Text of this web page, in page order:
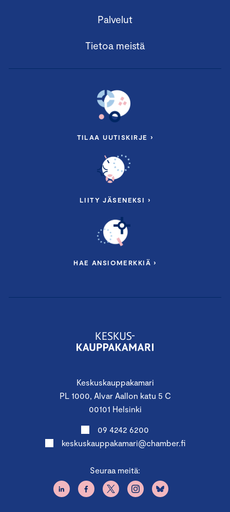
Keskuskauppakamari
PL 1000, Alvar Aallon katu 5 C
00101 Helsinki
09 4242 6200
keskuskauppakamari@chamber.fi
Seuraa meitä:
Palvelut
Tietoa meistä
TILAA UUTISKIRJE ›
LIITY JÄSENEKSI ›
HAE ANSIOMERKKIÄ ›